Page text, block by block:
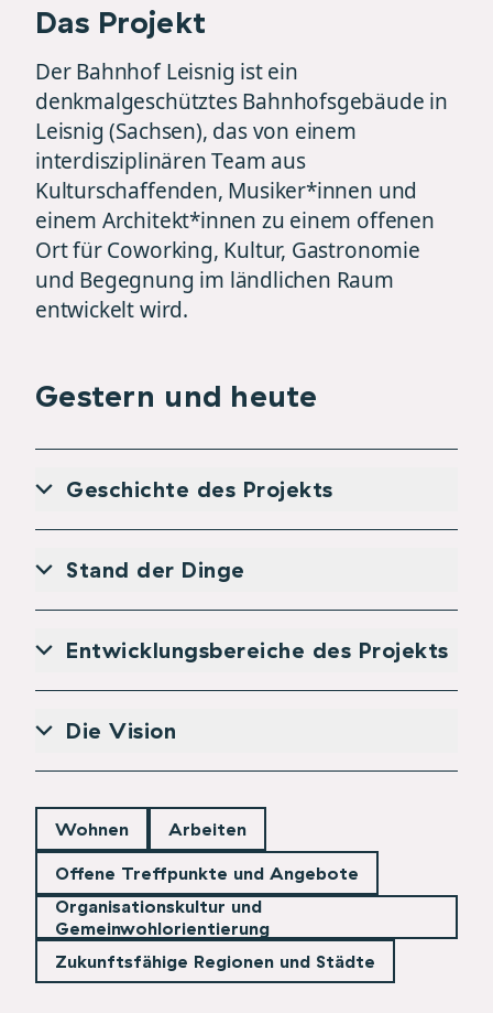
Das Projekt
Der Bahnhof Leisnig ist ein
denkmalgeschütztes Bahnhofsgebäude in
Leisnig (Sachsen), das von einem
interdisziplinären Team aus
Kulturschaffenden, Musiker*innen und
einem Architekt*innen zu einem offenen
Ort für Coworking, Kultur, Gastronomie
und Begegnung im ländlichen Raum
entwickelt wird.
Gestern und heute
Geschichte des Projekts
Stand der Dinge
Entwicklungsbereiche des Projekts
Die Vision
Wohnen
Arbeiten
Offene Treffpunkte und Angebote
Organisationskultur und
Gemeinwohlorientierung
Zukunftsfähige Regionen und Städte